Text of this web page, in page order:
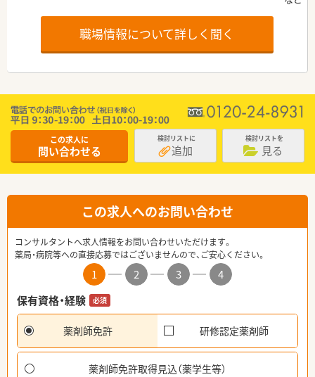
職場情報について詳しく聞く
この求人に
問い合わせる
検討リストに
追加
検討リストを
見る
この求人へのお問い合わせ
コンサルタントへ求人情報をお問い合わせいただけます。
薬局・病院等への直接応募ではございませんので、ご安心ください。
1 2 3
4
保有資格・経験
必須
薬剤師免許 研修認定薬剤師
薬剤師免許取得見込（薬学生等）